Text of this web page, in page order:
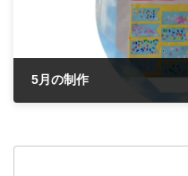
5月の制作
検